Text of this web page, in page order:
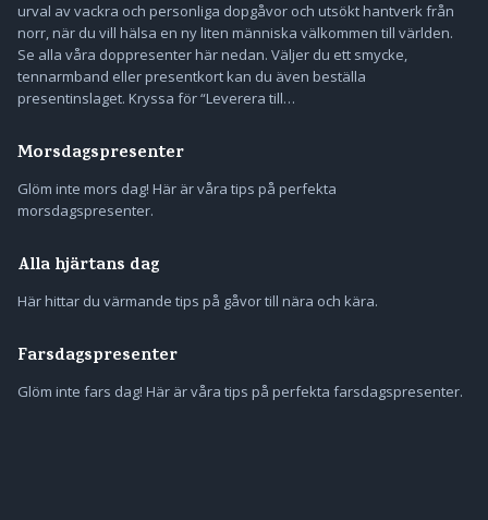
urval av vackra och personliga dopgåvor och utsökt hantverk från
norr, när du vill hälsa en ny liten människa välkommen till världen.
Se alla våra doppresenter här nedan. Väljer du ett smycke,
tennarmband eller presentkort kan du även beställa
presentinslaget. Kryssa för “Leverera till…
Morsdagspresenter
Glöm inte mors dag! Här är våra tips på perfekta
morsdagspresenter.
Alla hjärtans dag
Här hittar du värmande tips på gåvor till nära och kära.
Farsdagspresenter
Glöm inte fars dag! Här är våra tips på perfekta farsdagspresenter.